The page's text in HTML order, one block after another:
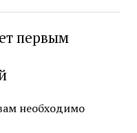
первым
необходимо